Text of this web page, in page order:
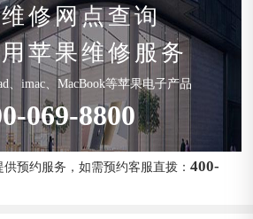
修网点查询
苹果维修服务
、imac、MacBook等苹果电子产品
069-8800
预约服务，如需预约客服直拨：400-